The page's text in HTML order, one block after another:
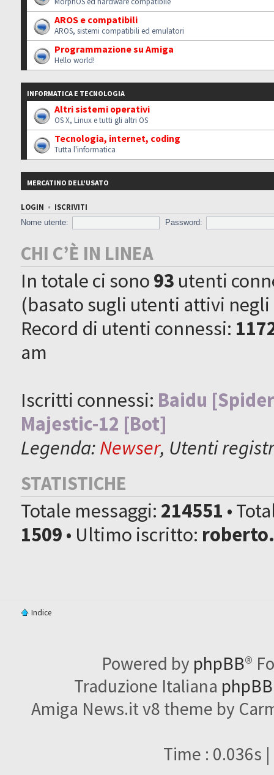
AROS e compatibili
AROS, sistemi compatibili ed emulatori
Programmazione su Amiga
Hello world!
INFORMATICA E TECNOLOGIA
Altri sistemi operativi
OS X, Linux e tutti gli altri OS
Tecnologia, internet, coding
Tutta l'informatica
MERCATINO DELL'USATO
LOGIN • ISCRIVITI
Nome utente:
Password:
CHI C’È IN LINEA
In totale ci sono93 utenti
(basato sugli utenti attivi
Record di utenti connessi:
am
Iscritti connessi: Baidu
Majestic-12 [Bot]
Legenda:Newser, Utenti
STATISTICHE
Totale messaggi: 214551 •
1509• Ultimo iscritto:
Indice
Powered by phpBB®
Traduzione Italiana
Amiga News.it v8 theme by
Time : 0.036s